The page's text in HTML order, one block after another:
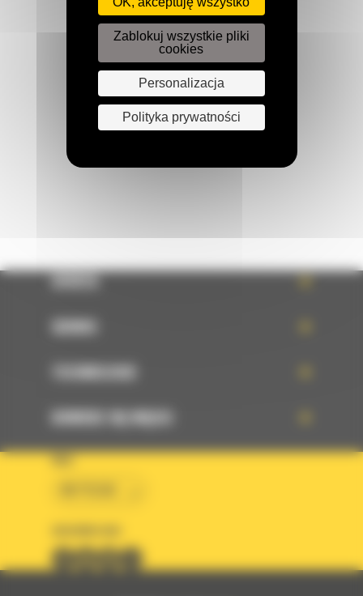
Zadzwoń do nas
122 100 122
Napisz do nas
OFERTA
SERWIS
TECHNOLOGIE
DOWIEDZ SIĘ WIĘCEJ
KRAJ
Zablokuj wszystkie pliki
cookies
Personalizacja
Polityka prywatności